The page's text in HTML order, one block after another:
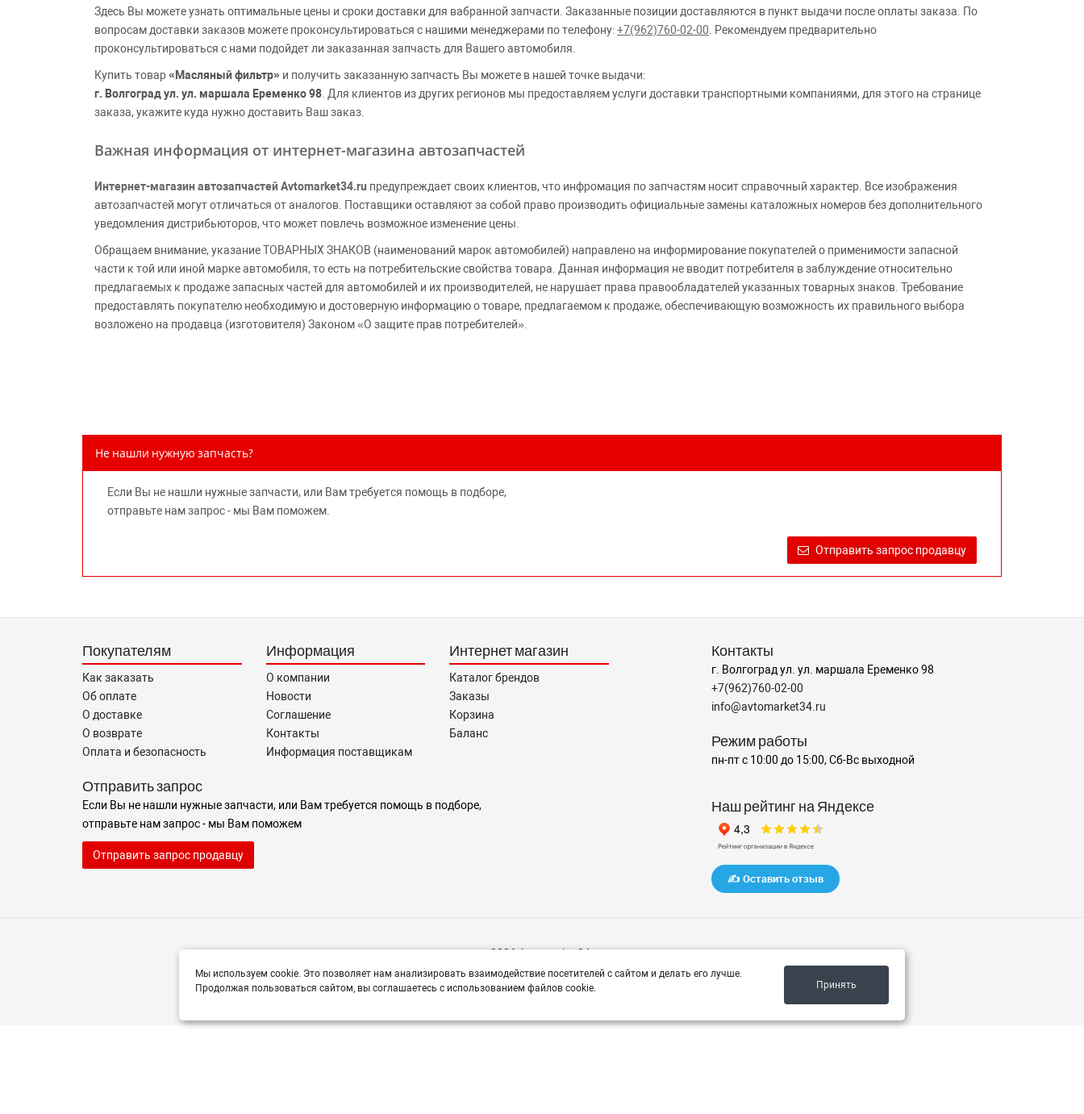
Здесь Вы можете узнать оптимальные цены и сроки доставки для вабранной запчасти. Заказанные позиции доставляются в пункт выдачи после оплаты заказа. По
вопросам доставки заказов можете проконсультироваться с нашими менеджерами по телефону:+7(962)760-02-00 . Рекомендуем предварительно
проконсультироваться с нами подойдет ли заказанная запчасть для Вашего автомобиля.
Купить товар«Масляный фильтр» и получить заказанную запчасть Вы можете в нашей точке выдачи:
г. Волгоград ул. ул. маршала Еременко 98 . Для клиентов из других регионов мы предоставляем услуги доставки транспортными компаниями, для этого на странице
заказа, укажите куда нужно доставить Ваш заказ.
Важная информация от интернет-магазина автозапчастей
Интернет-магазин автозапчастей Avtomarket34.ru предупреждает своих клиентов, что инфромация по запчастям носит справочный характер. Все изображения
автозапчастей могут отличаться от аналогов. Поставщики оставляют за собой право производить официальные замены каталожных номеров без дополнительного
уведомления дистрибьюторов, что может повлечь возможное изменение цены.
Обращаем внимание, указание ТОВАРНЫХ ЗНАКОВ (наименований марок автомобилей) направлено на информирование покупателей о применимости запасной
части к той или иной марке автомобиля, то есть на потребительские свойства товара. Данная информация не вводит потребителя в заблуждение относительно
предлагаемых к продаже запасных частей для автомобилей и их производителей, не нарушает права правообладателей указанных товарных знаков. Требование
предоставлять покупателю необходимую и достоверную информацию о товаре, предлагаемом к продаже, обеспечивающую возможность их правильного выбора
возложено на продавца (изготовителя) Законом «О защите прав потребителей».
Не нашли нужную запчасть?
Если Вы не нашли нужные запчасти, или Вам требуется помощь в подборе,
отправьте нам запрос - мы Вам поможем.
Отправить запрос продавцу
Покупателям
Как заказать
Об оплате
О доставке
О возврате
Оплата и безопасность
Информация
О компании
Новости
Соглашение
Контакты
Информация поставщикам
Интернет магазин
Каталог брендов
Заказы
Корзина
Баланс
Отправить запрос
Если Вы не нашли нужные запчасти, или Вам требуется помощь в подборе,
отправьте нам запрос - мы Вам поможем
Отправить запрос продавцу
Контакты
г. Волгоград ул. ул. маршала Еременко 98
+7(962)760-02-00
info@avtomarket34.ru
Режим работы
пн-пт с 10:00 до 15:00, Сб-Вс выходной
Наш рейтинг на Яндексе
✍️ Оставить отзыв
© 2026 Avtomarket34.ru
Мы используем cookie. Это позволяет нам анализировать взаимодействие посетителей с сайтом и делать его лучше.
Продолжая пользоваться сайтом, вы соглашаетесь с использованием файлов cookie.
Принять